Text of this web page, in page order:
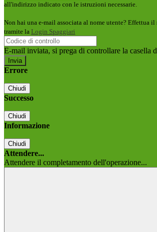
all'indirizzo indicato con le istruzioni necessarie.
Non hai una e-mail associata al nome utente? Effettua il
tramite la Login Spaggiari
E-mail inviata, si prega di controllare la casella
Errore
Chiudi
Successo
Chiudi
Informazione
Chiudi
Attendere...
Attendere il completamento dell'operazione...